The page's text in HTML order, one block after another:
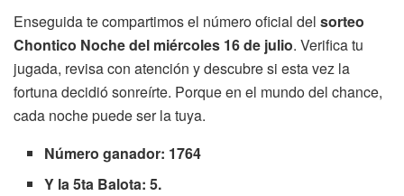
Enseguida te compartimos el número oficial del sorteo
Chontico Noche del miércoles 16 de julio. Verifica tu
jugada, revisa con atención y descubre si esta vez la
fortuna decidió sonreírte. Porque en el mundo del chance,
cada noche puede ser la tuya.
Número ganador: 1764
Y la 5ta Balota: 5.